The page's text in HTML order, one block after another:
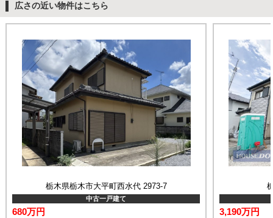
広さの近い物件はこちら
栃木県栃木市大平町西水代 2973-7
中古一戸建て
680万円 3,190万円